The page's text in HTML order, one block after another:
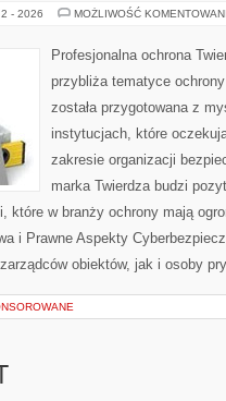
- 2026 MOŻLIWOŚĆ
Profesjonalna ochrona
przybliża tematyce
została przygotowana z
instytucjach, które
zakresie organizacji
marka Twierdza budzi
które w branży ochrony mają
i Prawne Aspekty
obiektów, jak i osoby